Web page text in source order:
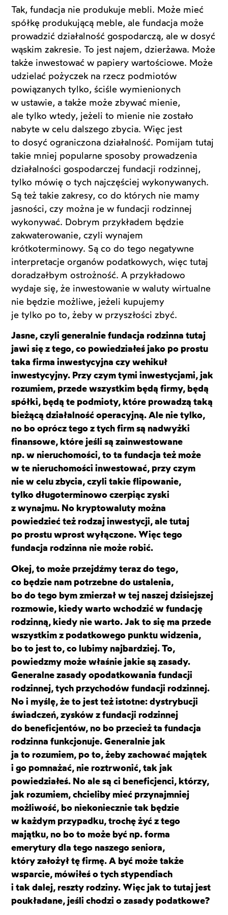
Tak, fundacja nie produkuje mebli. Może mieć
spółkę produkującą meble, ale fundacja może
prowadzić działalność gospodarczą, ale w dosyć
wąskim zakresie. To jest najem, dzierżawa. Może
także inwestować w papiery wartościowe. Może
udzielać pożyczek na rzecz podmiotów
powiązanych tylko, ściśle wymienionych
w ustawie, a także może zbywać mienie,
ale tylko wtedy, jeżeli to mienie nie zostało
nabyte w celu dalszego zbycia. Więc jest
to dosyć ograniczona działalność. Pomijam tutaj
takie mniej popularne sposoby prowadzenia
działalności gospodarczej fundacji rodzinnej,
tylko mówię o tych najczęściej wykonywanych.
Są też takie zakresy, co do których nie mamy
jasności, czy można je w fundacji rodzinnej
wykonywać. Dobrym przykładem będzie
zakwaterowanie, czyli wynajem
krótkoterminowy. Są co do tego negatywne
interpretacje organów podatkowych, więc tutaj
doradzałbym ostrożność. A przykładowo
wydaje się, że inwestowanie w waluty wirtualne
nie będzie możliwe, jeżeli kupujemy
je tylko po to, żeby w przyszłości zbyć.
Jasne, czyli generalnie fundacja rodzinna tutaj
jawi się z tego, co powiedziałeś jako po prostu
taka firma inwestycyjna czy wehikuł
inwestycyjny. Przy czym tymi inwestycjami, jak
rozumiem, przede wszystkim będą firmy, będą
spółki, będą te podmioty, które prowadzą taką
bieżącą działalność operacyjną. Ale nie tylko,
no bo oprócz tego z tych firm są nadwyżki
finansowe, które jeśli są zainwestowane
np. w nieruchomości, to ta fundacja też może
w te nieruchomości inwestować, przy czym
nie w celu zbycia, czyli takie flipowanie,
tylko długoterminowo czerpiąc zyski
z wynajmu. No kryptowaluty można
powiedzieć też rodzaj inwestycji, ale tutaj
po prostu wprost wyłączone. Więc tego
fundacja rodzinna nie może robić.
Okej, to może przejdźmy teraz do tego,
co będzie nam potrzebne do ustalenia,
bo do tego bym zmierzał w tej naszej dzisiejszej
rozmowie, kiedy warto wchodzić w fundację
rodzinną, kiedy nie warto. Jak to się ma przede
wszystkim z podatkowego punktu widzenia,
bo to jest to, co lubimy najbardziej. To,
powiedzmy może właśnie jakie są zasady.
Generalne zasady opodatkowania fundacji
rodzinnej, tych przychodów fundacji rodzinnej.
No i myślę, że to jest też istotne: dystrybucji
świadczeń, zysków z fundacji rodzinnej
do beneficjentów, no bo przecież ta fundacja
rodzinna funkcjonuje. Generalnie jak
ja to rozumiem, po to, żeby zachować majątek
i go pomnażać, nie roztrwonić, tak jak
powiedziałeś. No ale są ci beneficjenci, którzy,
jak rozumiem, chcieliby mieć przynajmniej
możliwość, bo niekoniecznie tak będzie
w każdym przypadku, trochę żyć z tego
majątku, no bo to może być np. forma
emerytury dla tego naszego seniora,
który założył tę firmę. A być może także
wsparcie, mówiłeś o tych stypendiach
i tak dalej, reszty rodziny. Więc jak to tutaj jest
poukładane, jeśli chodzi o zasady podatkowe?